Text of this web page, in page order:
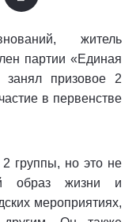
житель
партии «Единая
занял призовое 2
в первенстве
группы, но это не
образ жизни и
мероприятиях,